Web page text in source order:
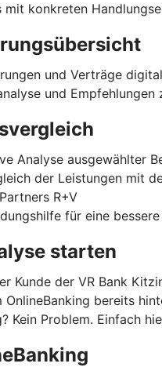
mit konkreten
und Verträge
und Empfehlungen
Analyse ausgewählter
der Leistungen mit
R+V
für eine
starten
Kunde der VR Bank
OnlineBanking bereits
Kein Problem. Einfach